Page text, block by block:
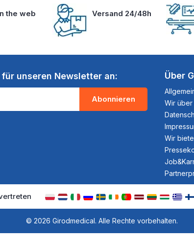
the web Versand 24/48h
unseren Newsletter an:
Abonnieren
Über
Wir über
Wir
© 2026 Girodmedical. Alle Rechte vorbehalten.